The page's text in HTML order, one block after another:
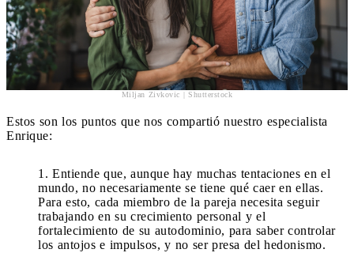
Miljan Zivkovic | Shutterstock
Estos son los puntos que nos compartió nuestro especialista
Enrique:
Entiende que, aunque hay muchas tentaciones en el
mundo, no necesariamente se tiene qué caer en ellas.
Para esto, cada miembro de la pareja necesita seguir
trabajando en su crecimiento personal y el
fortalecimiento de su autodominio, para saber controlar
los antojos e impulsos, y no ser presa del hedonismo.